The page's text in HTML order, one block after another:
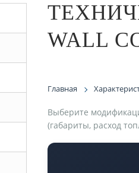
WALL
Главная
Выберите
(габариты, расход